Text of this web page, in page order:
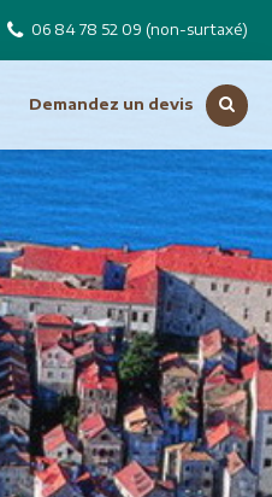
06 84 78 52 09 (non-surtaxé)
Demandez un devis